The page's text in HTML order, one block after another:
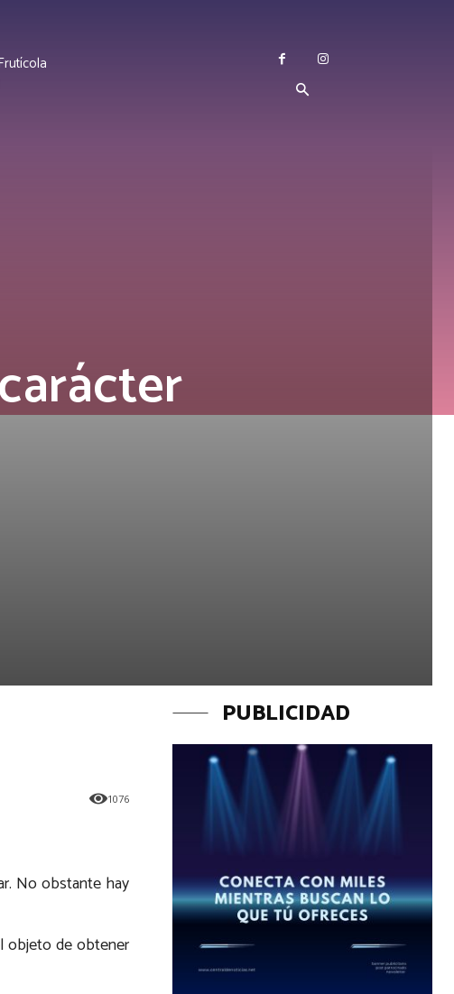
1076
No obstante hay
objeto de obtener
PUBLICIDAD